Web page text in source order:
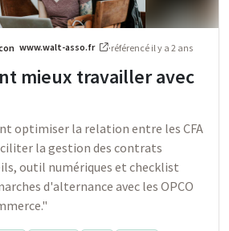
www.walt-asso.fr ·référencé il y a 2 ans
mieux travailler avec
optimiser la relation entre les CFA
la gestion des contrats
outil numériques et checklist
d'alternance avec les OPCO